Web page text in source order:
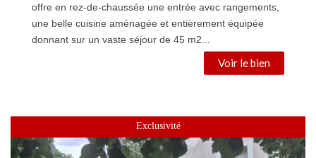
offre en rez-de-chaussée une entrée avec rangements,
une belle cuisine aménagée et entièrement équipée
donnant sur un vaste séjour de 45 m2...
Voir le bien
Exclusivité